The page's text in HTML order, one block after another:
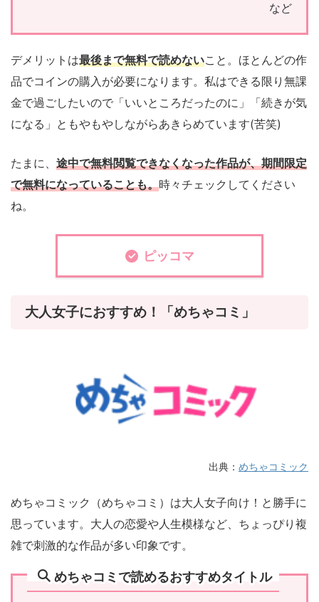
など
デメリットは最後まで無料で読めないこと。ほとんどの作
品でコインの購入が必要になります。私はできる限り無課
金で過ごしたいので「いいところだったのに」「続きが気
になる」ともやもやしながらあきらめています(苦笑)
たまに、 途中で無料閲覧できなくなった作品が、期間限定
で無料になっていることも。時々チェックしてください
ね。
ピッコマ
大人女子におすすめ！「めちゃコミ」
出典： めちゃコミック
めちゃコミック（めちゃコミ）は大人女子向け！と勝手に
思っています。大人の恋愛や人生模様など、ちょっぴり複
雑で刺激的な作品が多い印象です。
めちゃコミで読めるおすすめタイトル